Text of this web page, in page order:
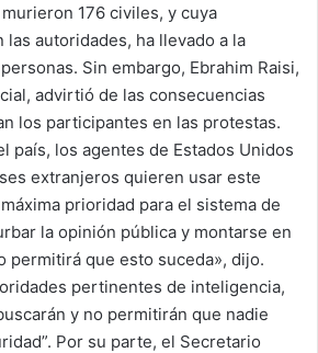
176 civiles, y cuya
autoridades, ha llevado a la
Sin embargo, Ebrahim Raisi,
advirtió de las consecuencias
los participantes en las protestas.
país, los agentes de Estados Unidos
extranjeros quieren usar este
prioridad para el sistema de
la opinión pública y montarse en
permitirá que esto suceda», dijo.
pertinentes de inteligencia,
y no permitirán que nadie
Por su parte, el Secretario